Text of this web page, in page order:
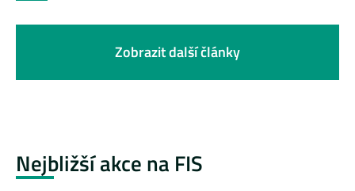
Zobrazit další články
Nejbližší akce na FIS